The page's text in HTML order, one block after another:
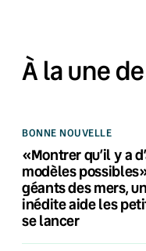
À la une
BONNE NOUVELLE
«Montrer qu’il y a
modèles
géants des mers,
inédite aide les
se lancer